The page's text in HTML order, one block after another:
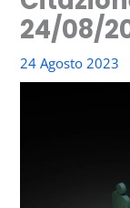
24/08/
24 Agosto 2023